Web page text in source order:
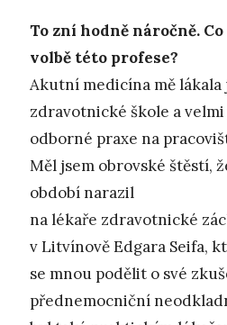
To zní hodně náročně.
volbě této profese?
Akutní medicína mě
zdravotnické škole a
odborné praxe na
Měl jsem obrovské štěstí,
období narazil
na lékaře zdravotnické
v Litvínově Edgara Seifa,
se mnou podělit o své
přednemocniční